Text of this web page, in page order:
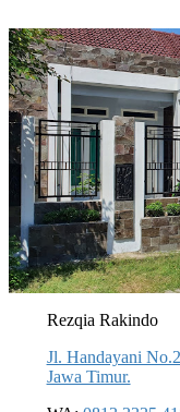
Rezqia Rakindo
Jl. Handayani
Jawa Timur.